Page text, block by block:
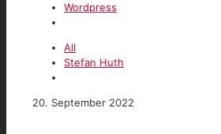
Wordpress
All
Stefan Huth
20. September 2022